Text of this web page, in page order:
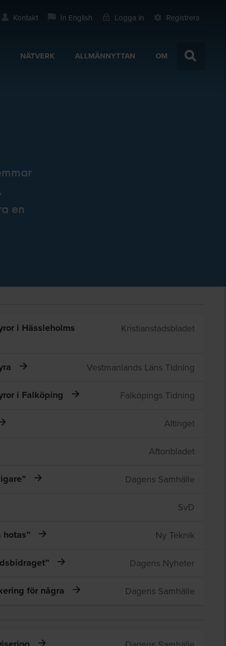
Kontakt In English Logga in Registrera
NÄTVERK ALLMÄNNYTTAN OM
en
i Hässleholms
Kristianstadsbladet
Vestmanlands Läns Tidning
i Falköping Falköpings Tidning
Altinget
Aftonbladet
Dagens Samhälle
SvD
Ny Teknik
Dagens Nyheter
för några Dagens Samhälle